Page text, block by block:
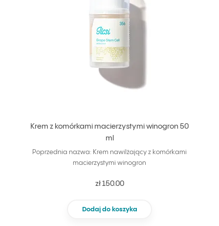
Krem z komórkami macierzystymi winogron 50
ml
Poprzednia nazwa: Krem nawilżający z komórkami
macierzystymi winogron
zł 150.00
Dodaj do koszyka